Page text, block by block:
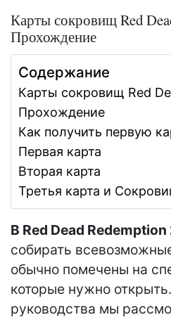
Карты сокровищ Red
Прохождение
Содержание
Карты сокровищ Red
Прохождение
Как получить первую
Первая карта
Вторая карта
Третья карта и
В Red Dead Redemption
собирать
обычно помечены на
которые нужно
руководства мы